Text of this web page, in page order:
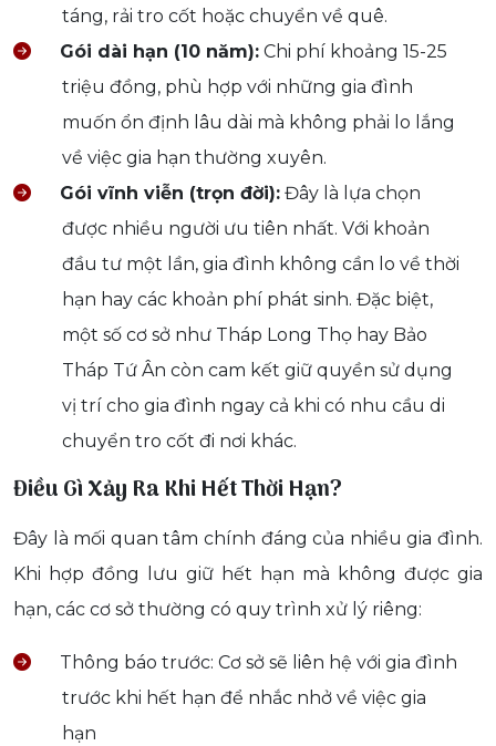
táng, rải tro cốt hoặc chuyển về quê.
Gói dài hạn (10 năm): Chi phí khoảng 15-25
triệu đồng, phù hợp với những gia đình
muốn ổn định lâu dài mà không phải lo lắng
về việc gia hạn thường xuyên.
Gói vĩnh viễn (trọn đời): Đây là lựa chọn
được nhiều người ưu tiên nhất. Với khoản
đầu tư một lần, gia đình không cần lo về thời
hạn hay các khoản phí phát sinh. Đặc biệt,
một số cơ sở như Tháp Long Thọ hay Bảo
Tháp Tứ Ân còn cam kết giữ quyền sử dụng
vị trí cho gia đình ngay cả khi có nhu cầu di
chuyển tro cốt đi nơi khác.
Điều Gì Xảy Ra Khi Hết Thời Hạn?
Đây là mối quan tâm chính đáng của nhiều gia đình.
Khi hợp đồng lưu giữ hết hạn mà không được gia
hạn, các cơ sở thường có quy trình xử lý riêng:
Thông báo trước: Cơ sở sẽ liên hệ với gia đình
trước khi hết hạn để nhắc nhở về việc gia
hạn